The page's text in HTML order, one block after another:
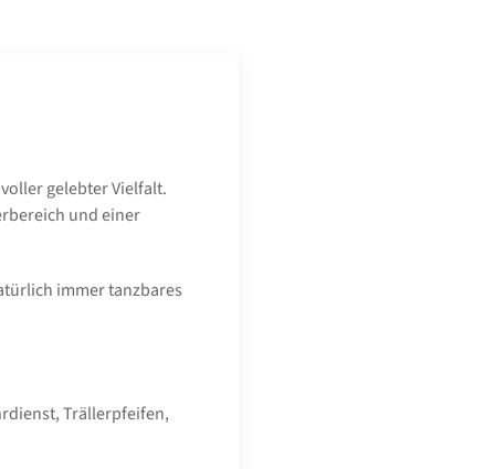
gelebter Vielfalt.
und einer
immer tanzbares
Trällerpfeifen,